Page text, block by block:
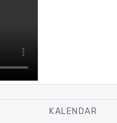
KALENDAR